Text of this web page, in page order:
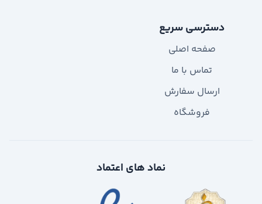
دسترسی سریع
صفحه اصلی
تماس با ما
ارسال سفارش
فروشگاه
نماد های اعتماد